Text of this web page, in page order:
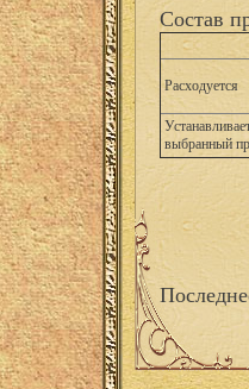
Состав
Расходуется
выбранный